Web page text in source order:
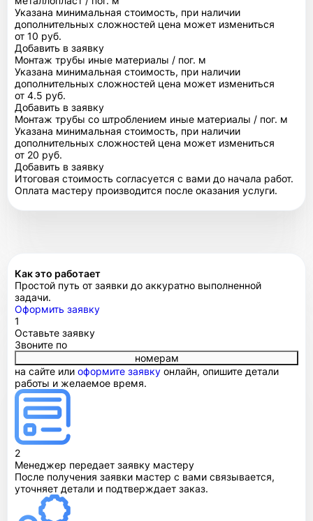
Указана минимальная стоимость, при наличии
дополнительных сложностей цена может измениться
от 10 руб.
Добавить в заявку
Монтаж трубы иные материалы / пог. м
Указана минимальная стоимость, при наличии
дополнительных сложностей цена может измениться
от 4.5 руб.
Добавить в заявку
Монтаж трубы со штроблением иные материалы / пог. м
Указана минимальная стоимость, при наличии
дополнительных сложностей цена может измениться
от 20 руб.
Добавить в заявку
Итоговая стоимость согласуется с вами до начала работ.
Оплата мастеру производится после оказания услуги.
Как это работает
Простой путь от заявки до аккуратно выполненной
задачи.
Оформить заявку
1
Оставьте заявку
Звоните по
номерам
на сайте или оформите заявку онлайн, опишите детали
работы и желаемое время.
2
Менеджер передает заявку мастеру
После получения заявки мастер с вами связывается,
уточняет детали и подтверждает заказ.